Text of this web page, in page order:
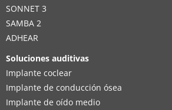
SONNET 3
SAMBA 2
ADHEAR
Soluciones auditivas
Implante coclear
Implante de conducción ósea
Implante de oído medio